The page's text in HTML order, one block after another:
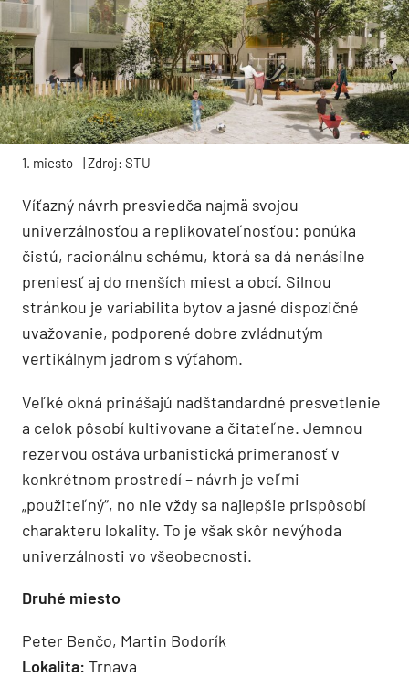
1. miesto | Zdroj: STU
Víťazný návrh presviedča najmä svojou
univerzálnosťou a replikovateľnosťou: ponúka
čistú, racionálnu schému, ktorá sa dá nenásilne
preniesť aj do menších miest a obcí. Silnou
stránkou je variabilita bytov a jasné dispozičné
uvažovanie, podporené dobre zvládnutým
vertikálnym jadrom s výťahom.
Veľké okná prinášajú nadštandardné presvetlenie
a celok pôsobí kultivovane a čitateľne. Jemnou
rezervou ostáva urbanistická primeranosť v
konkrétnom prostredí – návrh je veľmi
„použiteľný“, no nie vždy sa najlepšie prispôsobí
charakteru lokality. To je však skôr nevýhoda
univerzálnosti vo všeobecnosti.
Druhé miesto
Peter Benčo, Martin Bodorík
Lokalita: Trnava